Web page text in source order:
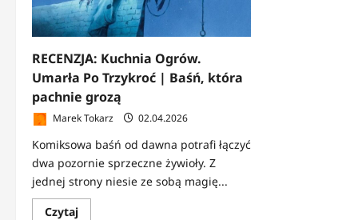
RECENZJA: Kuchnia Ogrów.
Umarła Po Trzykroć | Baśń, która
pachnie grozą
Marek Tokarz 02.04.2026
Komiksowa baśń od dawna potrafi łączyć
dwa pozornie sprzeczne żywioły. Z
jednej strony niesie ze sobą magię...
CzytajDowiedz